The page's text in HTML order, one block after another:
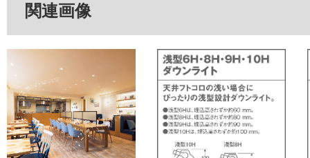
関連画像